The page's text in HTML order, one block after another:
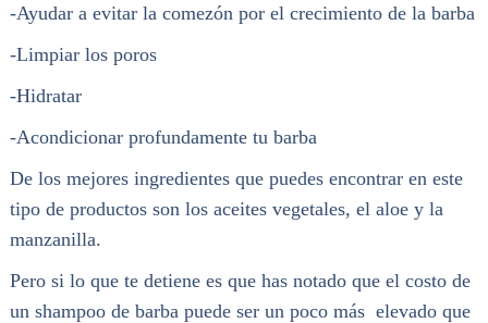
-Ayudar a evitar la comezón por el crecimiento de la barba
-Limpiar los poros
-Hidratar
-Acondicionar profundamente tu barba
De los mejores ingredientes que puedes encontrar en este
tipo de productos son los aceites vegetales, el aloe y la
manzanilla.
Pero si lo que te detiene es que has notado que el costo de
un shampoo de barba puede ser un poco más elevado que